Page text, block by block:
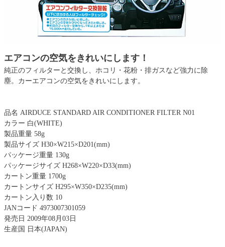
エアコンの空気をきれいにします！
純正のフィルターと交換し、ホコリ・花粉・排ガスなど強力に除
塵。カーエアコンの空気をきれいにします。
品名 AIRDUCE STANDARD AIR CONDITIONER FILTER N01
カラー 白(WHITE)
製品重量 58g
製品サイズ H30×W215×D201(mm)
パッケージ重量 130g
パッケージサイズ H268×W220×D33(mm)
カートン重量 1700g
カートンサイズ H295×W350×D235(mm)
カートン入り数 10
JANコード 4973007301059
発売日 2009年08月03日
生産国 日本(JAPAN)